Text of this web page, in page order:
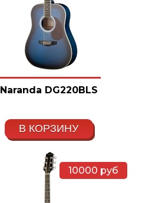
Naranda DG220BLS
В КОРЗИНУ
10000 руб